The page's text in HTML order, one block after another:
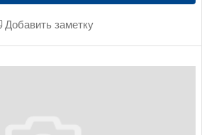
Добавить заметку